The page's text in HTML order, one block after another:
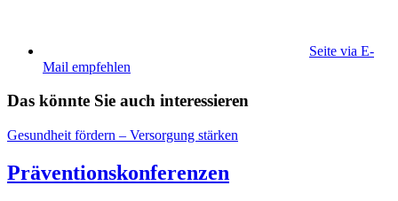
Seite via E-
Mail empfehlen
Das könnte Sie auch interessieren
Gesundheit fördern – Versorgung stärken
Präventionskonferenzen